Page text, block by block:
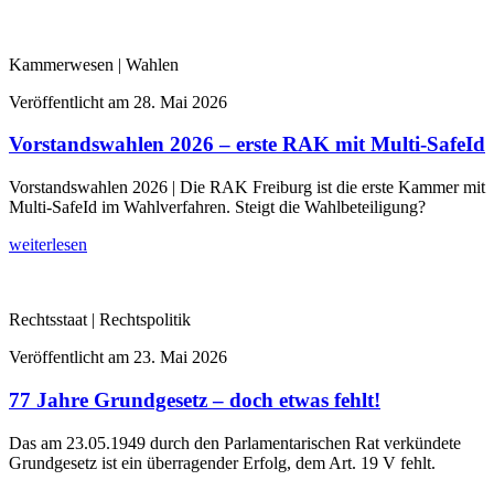
Kammerwesen | Wahlen
Veröffentlicht am 28. Mai 2026
Vorstandswahlen 2026 – erste RAK mit Multi-SafeId
Vorstandswahlen 2026 | Die RAK Freiburg ist die erste Kammer mit
Multi-SafeId im Wahlverfahren. Steigt die Wahlbeteiligung?
weiterlesen
Rechtsstaat | Rechtspolitik
Veröffentlicht am 23. Mai 2026
77 Jahre Grundgesetz – doch etwas fehlt!
Das am 23.05.1949 durch den Parlamentarischen Rat verkündete
Grundgesetz ist ein überragender Erfolg, dem Art. 19 V fehlt.